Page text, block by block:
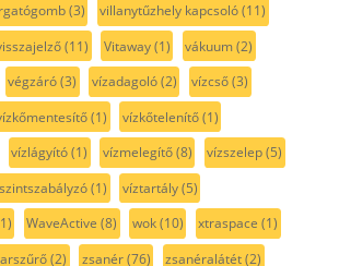
(3) villanytűzhely kapcsoló(11)
(11) Vitaway(1) vákuum(2)
végzáró(3) vízadagoló(2) vízcső(3)
(1) vízkőtelenítő(1)
vízlágyító(1) vízmelegítő(8) vízszelep(5)
(1) víztartály(5)
WaveActive (8) wok(10) xtraspace (1)
(2) zsanér(76) zsanéralátét(2)